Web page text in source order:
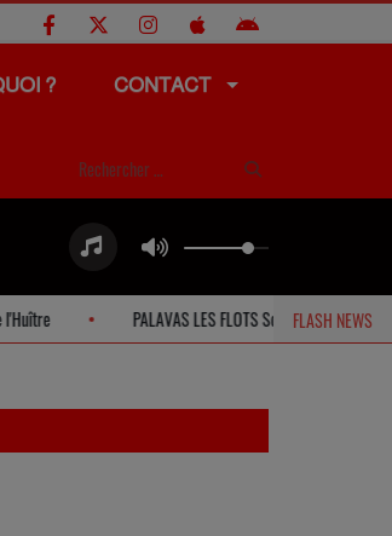
? CONTACT
FLASH NEWS
LES FLOTS Solidarité avec la SPA SETE